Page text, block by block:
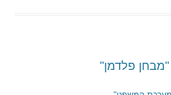
"מבחן פלדמן"